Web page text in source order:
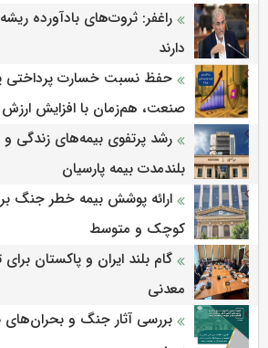
راغفر: ثروت‌های بادآورده
دارند
حفظ نسبت خسارت پرداختی
صنعت، هم‌زمان با افزایش ارزش
رشد پرتفوی بیمه‌های زندگی
بلندمدت بیمه پارسیان
ارائه پوشش بیمه خطر جنگ
کوچک و متوسط
گام بلند ایران و پاکستان
معدنی
بررسی آثار جنگ و